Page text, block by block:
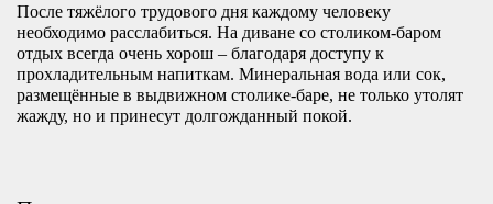
После тяжёлого трудового дня каждому человеку
необходимо расслабиться. На диване со столиком-баром
отдых всегда очень хорош – благодаря доступу к
прохладительным напиткам. Минеральная вода или сок,
размещённые в выдвижном столике-баре, не только утолят
жажду, но и принесут долгожданный покой.